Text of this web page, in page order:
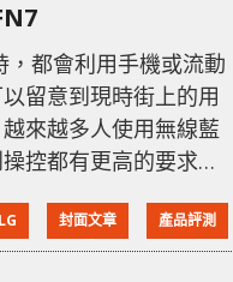
都會利用手機或流動
留意到現時街上的用
來越多人使用無線藍
控都有更高的要求。
專業音效技術與及
加入 ANC 降噪功能，
LG 封面文章 產品評測